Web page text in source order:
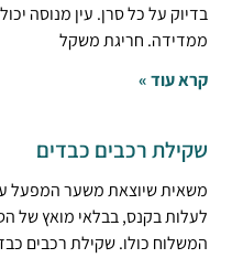
בדיוק על כל סרן. עין מנוסה
ממדידה. חריגת משקל
קרא עוד »
שקילת רכבים כבדים
משאית שיוצאת משער המפעל
לעלות בקנס, בבלאי מואץ של
המשלוח כולו. שקילת רכבים